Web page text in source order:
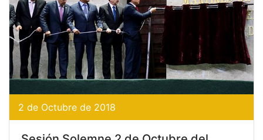
2 de Octubre de 2018